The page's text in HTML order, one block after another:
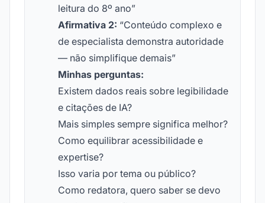
leitura do 8º ano”
Afirmativa 2: “Conteúdo complexo e
de especialista demonstra autoridade
— não simplifique demais”
Minhas perguntas:
Existem dados reais sobre legibilidade
e citações de IA?
Mais simples sempre significa melhor?
Como equilibrar acessibilidade e
expertise?
Isso varia por tema ou público?
Como redatora, quero saber se devo